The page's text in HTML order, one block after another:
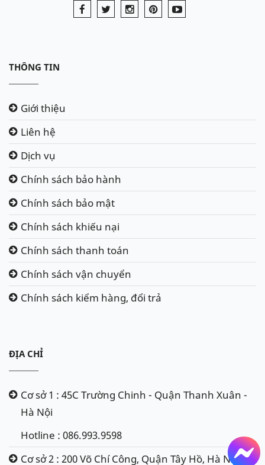
THÔNG TIN
Giới thiệu
Liên hệ
Dịch vụ
Chính sách bảo hành
Chính sách bảo mật
Chính sách khiếu nại
Chính sách thanh toán
Chính sách vận chuyển
Chính sách kiểm hàng, đổi trả
ĐỊA CHỈ
Cơ sở 1 : 45C Trường Chinh - Quận Thanh Xuân -
Hà Nội
Hotline : 086.993.9598
Cơ sở 2 : 200 Võ Chí Công, Quận Tây Hồ, Hà Nội